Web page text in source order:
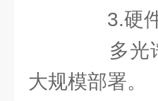
3.硬件
多光谱
大规模部署。